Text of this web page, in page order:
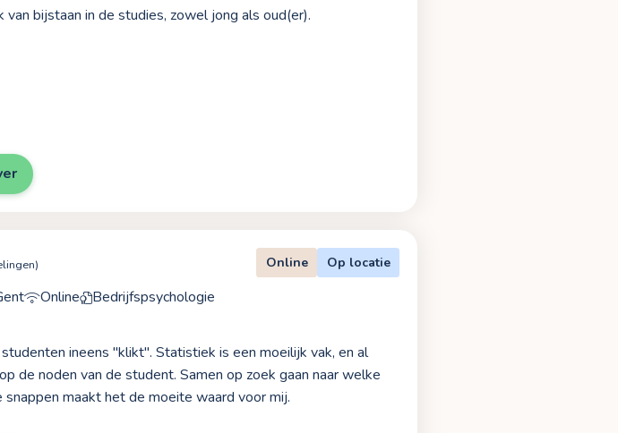
bijstaan in de studies, zowel jong als oud(er).
Online Op locatie
Online Bedrijfspsychologie
ineens "klikt". Statistiek is een moeilijk vak, en al
de noden van de student. Samen op zoek gaan naar welke
maakt het de moeite waard voor mij.